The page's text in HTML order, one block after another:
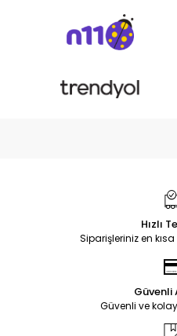
Hızlı
Siparişleriniz en
Güvenli
Güvenli ve